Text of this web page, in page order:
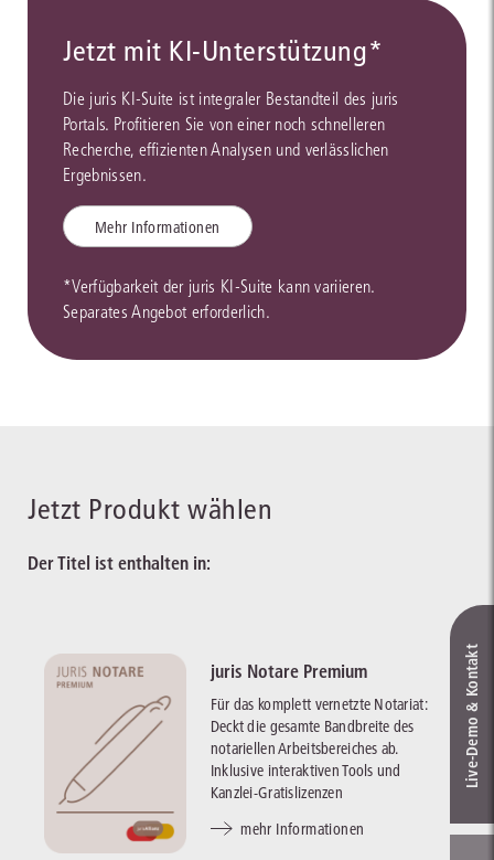
Jetzt mit KI-Unterstützung*
Die juris KI-Suite ist integraler Bestandteil des juris
Portals. Profitieren Sie von einer noch schnelleren
Recherche, effizienten Analysen und verlässlichen
Ergebnissen.
Mehr Informationen
*Verfügbarkeit der juris KI-Suite kann variieren.
Separates Angebot erforderlich.
Jetzt Produkt wählen
Der Titel ist enthalten in:
juris Notare Premium
Für das komplett vernetzte Notariat:
Deckt die gesamte Bandbreite des
notariellen Arbeitsbereiches ab.
Inklusive interaktiven Tools und
Kanzlei-Gratislizenzen
mehr Informationen
Live‑Demo & Kontakt